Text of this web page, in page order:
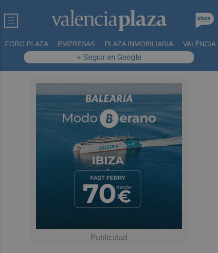
FORO PLAZA EMPRESAS PLAZA INMOBILIARIA VALÈNCIA
+ Seguir en Google